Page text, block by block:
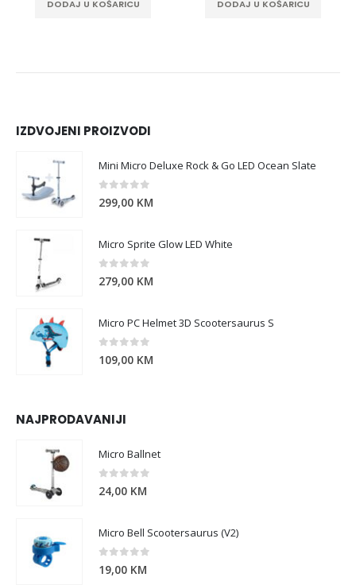
DODAJ U KOŠARICU DODAJ U KOŠARICU
IZDVOJENI PROIZVODI
Mini Micro Deluxe Rock & Go LED Ocean Slate
0 out of 5
299,00 KM
Micro Sprite Glow LED White
279,00 KM
Micro PC Helmet 3D Scootersaurus S
109,00 KM
NAJPRODAVANIJI
Micro Ballnet
0 out of 5
24,00 KM
Micro Bell Scootersaurus (V2)
0 out of 5
19,00 KM